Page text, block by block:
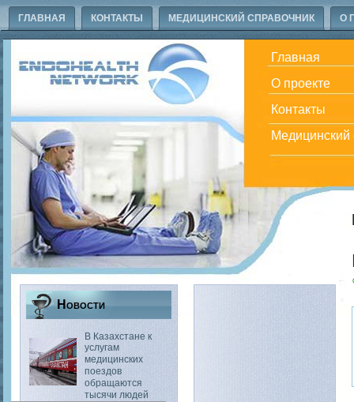
ГЛАВНАЯ КОНТАКТЫ МЕДИЦИНСКИЙ СПРАВОЧНИК О
Главная
О проекте
Контакты
Медицинский
Новости
В Казахстане к
услугам
медицинских
поездов
обращаются
тысячи людей